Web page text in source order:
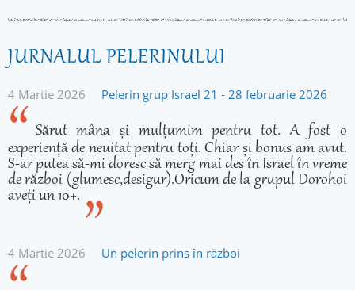
JURNALUL PELERINULUI
4 Martie 2026 Pelerin grup Israel 21 - 28 februarie 2026
Sărut mâna și mulțumim pentru tot. A fost o
experiență de neuitat pentru toți. Chiar și bonus am avut.
S-ar putea să-mi doresc să merg mai des în Israel în vreme
de război (glumesc,desigur).Oricum de la grupul Dorohoi
aveți un 10+.
4 Martie 2026 Un pelerin prins în război